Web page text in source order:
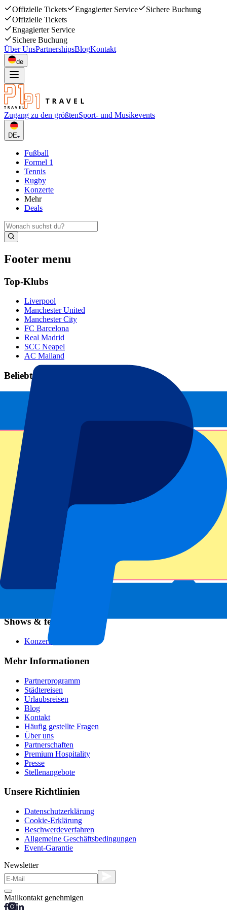
Offizielle Tickets Engagierter Service
Sichere Buchung
Offizielle Tickets
Engagierter Service
Sichere Buchung
Über UnsPartnershipsBlogKontakt
de
Zugang zu den größtenSport- und Musikevents
DE
Fußball
Formel 1
Tennis
Rugby
Konzerte
Mehr
Deals
Footer menu
Top-Klubs
Liverpool
Manchester United
Manchester City
FC Barcelona
Real Madrid
SCC Neapel
AC Mailand
Beliebte Events
GP Spanien
GP Niederlande
GP Italien
GP Singapur
Alle Sportarten
Fußballligen
Champions League
Premier League
Shows & festivals
Konzerte
Mehr Informationen
Partnerprogramm
Städtereisen
Urlaubsreisen
Blog
Kontakt
Häufig gestellte Fragen
Über uns
Partnerschaften
Premium Hospitality
Presse
Stellenangebote
Unsere Richtlinien
Datenschutzerklärung
Cookie-Erklärung
Beschwerdeverfahren
Allgemeine Geschäftsbedingungen
Event-Garantie
Newsletter
Mailkontakt genehmigen